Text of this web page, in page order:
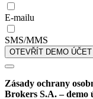
E-mailu
SMS/MMS
OTEVŘÍT DEMO
Zásady ochrany
Brokers S.A. – demo